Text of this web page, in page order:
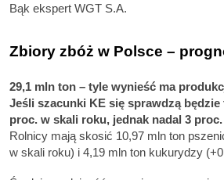
Bąk ekspert WGT S.A.
Zbiory zbóż w Polsce –
29,1 mln ton – tyle wynieść ma
Jeśli szacunki KE się sprawdzą
proc. w skali roku, jednak nadal 3
Rolnicy mają skosić 10,97 mln ton
w skali roku) i 4,19 mln ton kukurydzy